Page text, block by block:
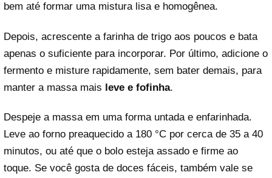
bem até formar uma mistura lisa e homogênea.
Depois, acrescente a farinha de trigo aos poucos e bata
apenas o suficiente para incorporar. Por último, adicione o
fermento e misture rapidamente, sem bater demais, para
manter a massa mais leve e fofinha.
Despeje a massa em uma forma untada e enfarinhada.
Leve ao forno preaquecido a 180 °C por cerca de 35 a 40
minutos, ou até que o bolo esteja assado e firme ao
toque. Se você gosta de doces fáceis, também vale se